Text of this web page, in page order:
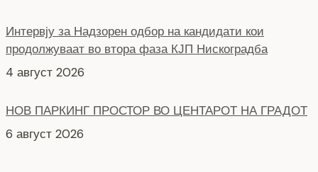
Интервју за Надзорен одбор на кандидати кои
продолжуваат во втора фаза КЈП Нискоградба
4 август 2026
НОВ ПАРКИНГ ПРОСТОР ВО ЦЕНТАРОТ НА ГРАДОТ
6 август 2026